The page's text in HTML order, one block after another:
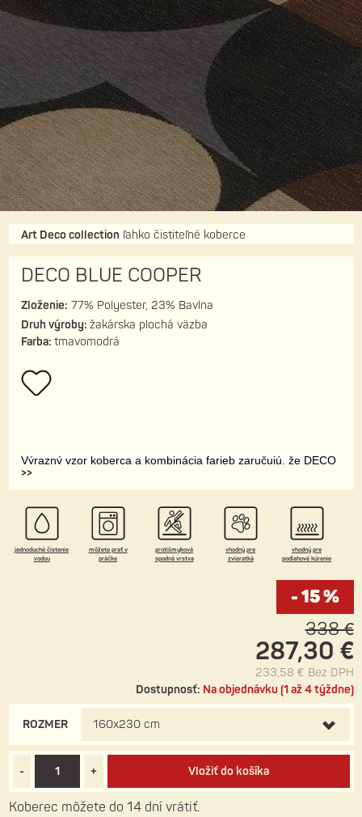
Art Deco collection ľahko čistiteľné koberce
DECO BLUE COOPER
Zloženie: 77% Polyester, 23% Bavlna
Druh výroby: žakárska plochá väzba
Farba: tmavomodrá
Výrazný vzor koberca a kombinácia farieb zaručujú, že DECO
BLUE COOPER bude zaujímavým ústredným bodom vašej
Prednosťou koberca sú jeho praktické užívateľské vlastnosti:
odolnosť voči škvrnám, ľahké čistenie vodou a dobrá
spolupráca s podlahovým kúrením.
>>
jednoduché čistenie
vodou
môžete prať v
práčke
protišmyková
spodná vrstva
vhodný pre
zvieratká
vhodný pre
podlahové kúrenie
Dostupnosť: Na objednávku (1 až 4 týždne)
- 15 %
338 €
287,30 €
233,58 € Bez DPH
ROZMER 160x230 cm
- + Vložiť do košíka
Koberec môžete do 14 dní vrátiť.